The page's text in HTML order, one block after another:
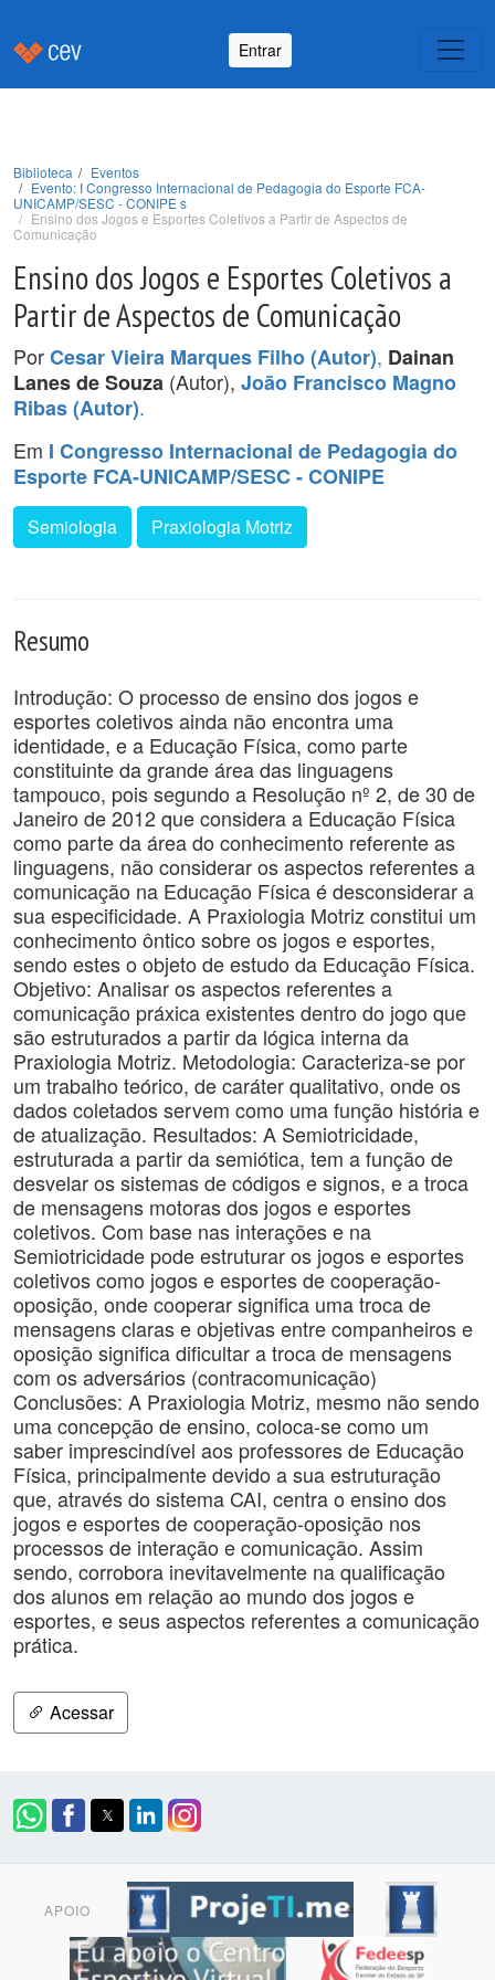
Entrar
Biblioteca
Eventos
Evento: I Congresso Internacional de Pedagogia do Esporte FCA-
UNICAMP/SESC - CONIPE s
Ensino dos Jogos e Esportes Coletivos a Partir de Aspectos de
Comunicação
Ensino dos Jogos e Esportes Coletivos a
Partir de Aspectos de Comunicação
PorCesar Vieira Marques Filho (Autor), Dainan
Lanes de Souza (Autor), João Francisco Magno
Ribas (Autor).
Em I Congresso Internacional de Pedagogia do
Esporte FCA-UNICAMP/SESC - CONIPE
Semiologia Praxiologia Motriz
Resumo
Introdução: O processo de ensino dos jogos e
esportes coletivos ainda não encontra uma
identidade, e a Educação Física, como parte
constituinte da grande área das linguagens
tampouco, pois segundo a Resolução nº 2, de 30 de
Janeiro de 2012 que considera a Educação Física
como parte da área do conhecimento referente as
linguagens, não considerar os aspectos referentes a
comunicação na Educação Física é desconsiderar a
sua especificidade. A Praxiologia Motriz constitui um
conhecimento ôntico sobre os jogos e esportes,
sendo estes o objeto de estudo da Educação Física.
Objetivo: Analisar os aspectos referentes a
comunicação práxica existentes dentro do jogo que
são estruturados a partir da lógica interna da
Praxiologia Motriz. Metodologia: Caracteriza-se por
um trabalho teórico, de caráter qualitativo, onde os
dados coletados servem como uma função história e
de atualização. Resultados: A Semiotricidade,
estruturada a partir da semiótica, tem a função de
desvelar os sistemas de códigos e signos, e a troca
de mensagens motoras dos jogos e esportes
coletivos. Com base nas interações e na
Semiotricidade pode estruturar os jogos e esportes
coletivos como jogos e esportes de cooperação-
oposição, onde cooperar significa uma troca de
mensagens claras e objetivas entre companheiros e
oposição significa dificultar a troca de mensagens
com os adversários (contracomunicação)
Conclusões: A Praxiologia Motriz, mesmo não sendo
uma concepção de ensino, coloca-se como um
saber imprescindível aos professores de Educação
Física, principalmente devido a sua estruturação
que, através do sistema CAI, centra o ensino dos
jogos e esportes de cooperação-oposição nos
processos de interação e comunicação. Assim
sendo, corrobora inevitavelmente na qualificação
dos alunos em relação ao mundo dos jogos e
esportes, e seus aspectos referentes a comunicação
prática.
Acessar
APOIO